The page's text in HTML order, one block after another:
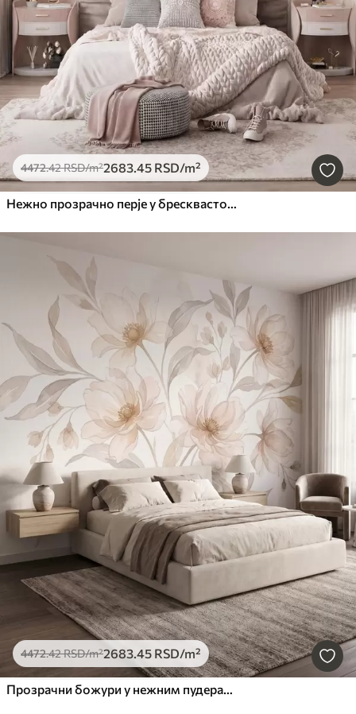
4472.42RSD/m²2683.45 RSD/m²
Нежно прозрачно перје у бресквасто-ружичастој измаглици са сјајем
4472.42RSD/m²2683.45 RSD/m²
Прозрачни божури у нежним пудерасто-беж тоновима